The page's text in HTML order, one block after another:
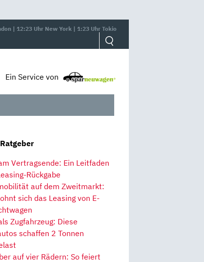
| 12:23 Uhr New York | 1:23 Uhr Tokio
Ein Service von
Vertragsende: Ein Leitfaden
Rückgabe
auf dem Zweitmarkt:
sich das Leasing von E-
Zugfahrzeug: Diese
schaffen 2 Tonnen
auf vier Rädern: So feiert